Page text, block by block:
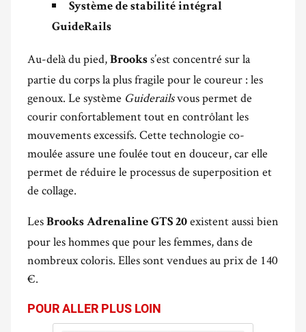
Système de stabilité intégral
GuideRails
Au-delà du pied, Brooks s’est concentré sur la
partie du corps la plus fragile pour le coureur : les
genoux. Le système Guiderailsvous permet de
courir confortablement tout en contrôlant les
mouvements excessifs. Cette technologie co-
moulée assure une foulée tout en douceur, car elle
permet de réduire le processus de superposition et
de collage.
Les Brooks Adrenaline GTS 20 existent aussi bien
pour les hommes que pour les femmes, dans de
nombreux coloris. Elles sont vendues au prix de 140
€.
POUR ALLER PLUS LOIN